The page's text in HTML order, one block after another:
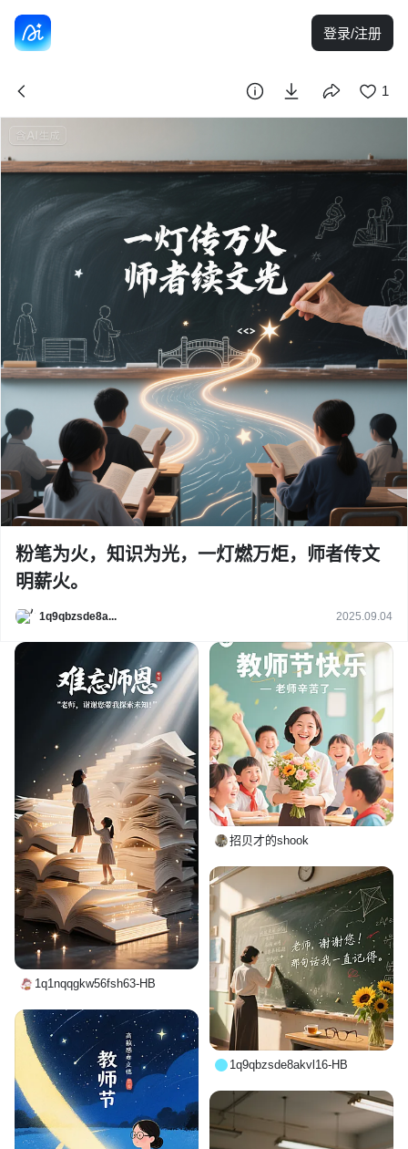
登录/注册
1
粉笔为火，知识为光，一灯燃万炬，师者传文
明薪火。
1q9qbzsde8a... 2025.09.04
1q1nqqgkw56fsh63-HB
招贝才的shook
1q9qbzsde8akvl16-HB